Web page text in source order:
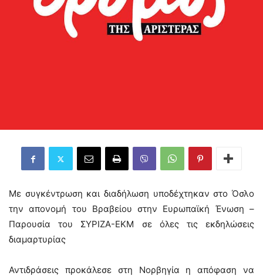
Με συγκέντρωση και διαδήλωση υποδέχτηκαν στο Όσλο
την απονομή του Βραβείου στην Ευρωπαϊκή Ένωση –
Παρουσία του ΣΥΡΙΖΑ-ΕΚΜ σε όλες τις εκδηλώσεις
διαμαρτυρίας
Αντιδράσεις προκάλεσε στη Νορβηγία η απόφαση να